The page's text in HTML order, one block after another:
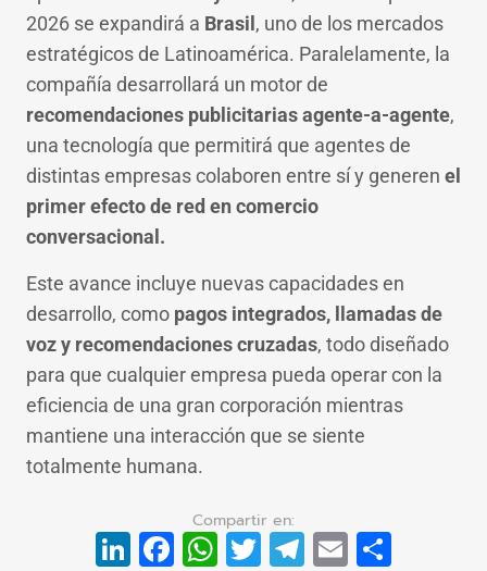
2026 se expandirá a Brasil , uno de los mercados
estratégicos de Latinoamérica. Paralelamente, la
compañía desarrollará un motor de
recomendaciones publicitarias agente-a-agente,
una tecnología que permitirá que agentes de
distintas empresas colaboren entre sí y generen el
primer efecto de red en comercio
conversacional.
Este avance incluye nuevas capacidades en
desarrollo, como pagos integrados, llamadas de
voz y recomendaciones cruzadas, todo diseñado
para que cualquier empresa pueda operar con la
eficiencia de una gran corporación mientras
mantiene una interacción que se siente
totalmente humana.
LinkedIn
Facebook
WhatsApp
Twitter
Telegram
Email